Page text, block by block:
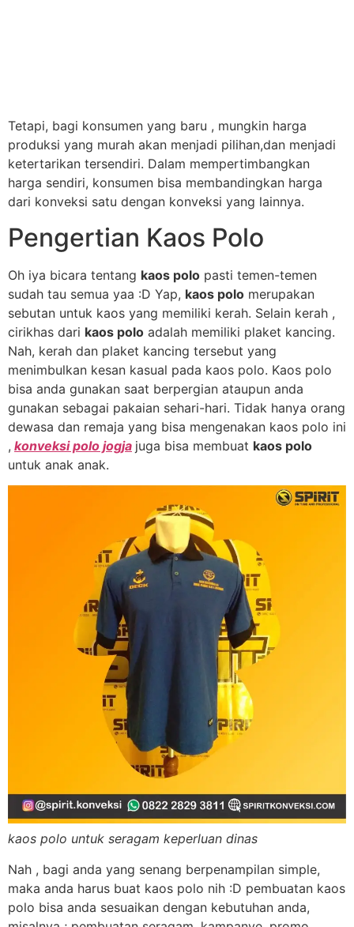
Tetapi, bagi konsumen yang baru , mungkin harga
produksi yang murah akan menjadi pilihan,dan menjadi
ketertarikan tersendiri. Dalam mempertimbangkan
harga sendiri, konsumen bisa membandingkan harga
dari konveksi satu dengan konveksi yang lainnya.
Pengertian Kaos Polo
Oh iya bicara tentang kaos polo pasti temen-temen
sudah tau semua yaa :D Yap, kaos polo merupakan
sebutan untuk kaos yang memiliki kerah. Selain kerah ,
cirikhas dari kaos polo adalah memiliki plaket kancing.
Nah, kerah dan plaket kancing tersebut yang
menimbulkan kesan kasual pada kaos polo. Kaos polo
bisa anda gunakan saat berpergian ataupun anda
gunakan sebagai pakaian sehari-hari. Tidak hanya orang
dewasa dan remaja yang bisa mengenakan kaos polo ini
, konveksi polo jogja juga bisa membuat kaos polo
untuk anak anak.
kaos polo untuk seragam keperluan dinas
Nah , bagi anda yang senang berpenampilan simple,
maka anda harus buat kaos polo nih :D pembuatan kaos
polo bisa anda sesuaikan dengan kebutuhan anda,